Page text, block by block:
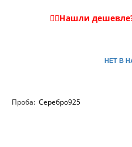
НЕТ В
Проба: Серебро925